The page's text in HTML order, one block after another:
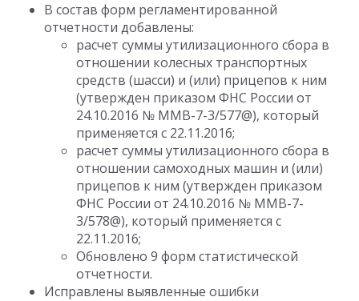
В состав форм регламентированной
отчетности добавлены:
расчет суммы утилизационного сбора в
отношении колесных транспортных
средств (шасси) и (или) прицепов к ним
(утвержден приказом ФНС России от
24.10.2016 № ММВ-7-3/577@), который
применяется с 22.11.2016;
расчет суммы утилизационного сбора в
отношении самоходных машин и (или)
прицепов к ним (утвержден приказом
ФНС России от 24.10.2016 № ММВ-7-
3/578@), который применяется с
22.11.2016;
Обновлено 9 форм статистической
отчетности.
Исправлены выявленные ошибки